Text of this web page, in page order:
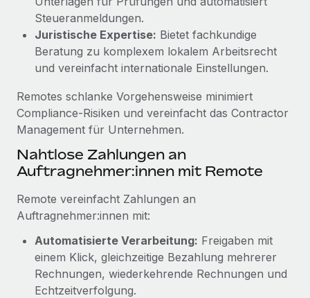
Mehr erfahren
Wie Phiture 55 Mitarbeiter:innen in 19 Ländern
mit Remote verwaltet
Wachstumsberatung für mobile Apps. Das...
Mehr erfahren
Steueranmeldungen.
Juristische Expertise: Bietet fachkundige
Beratung zu komplexem lokalem Arbeitsrecht
und vereinfacht internationale Einstellungen.
Remotes schlanke Vorgehensweise minimiert
Compliance-Risiken und vereinfacht das Contractor
Management für Unternehmen.
Nahtlose Zahlungen an
Auftragnehmer:innen mit Remote
Remote vereinfacht Zahlungen an
Auftragnehmer:innen mit:
Automatisierte Verarbeitung: Freigaben mit
einem Klick, gleichzeitige Bezahlung mehrerer
Rechnungen, wiederkehrende Rechnungen und
Echtzeitverfolgung.